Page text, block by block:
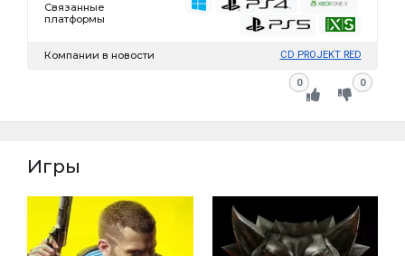
Связанные
платформы
Компании в новости CD PROJEKT RED
0 0
Игры